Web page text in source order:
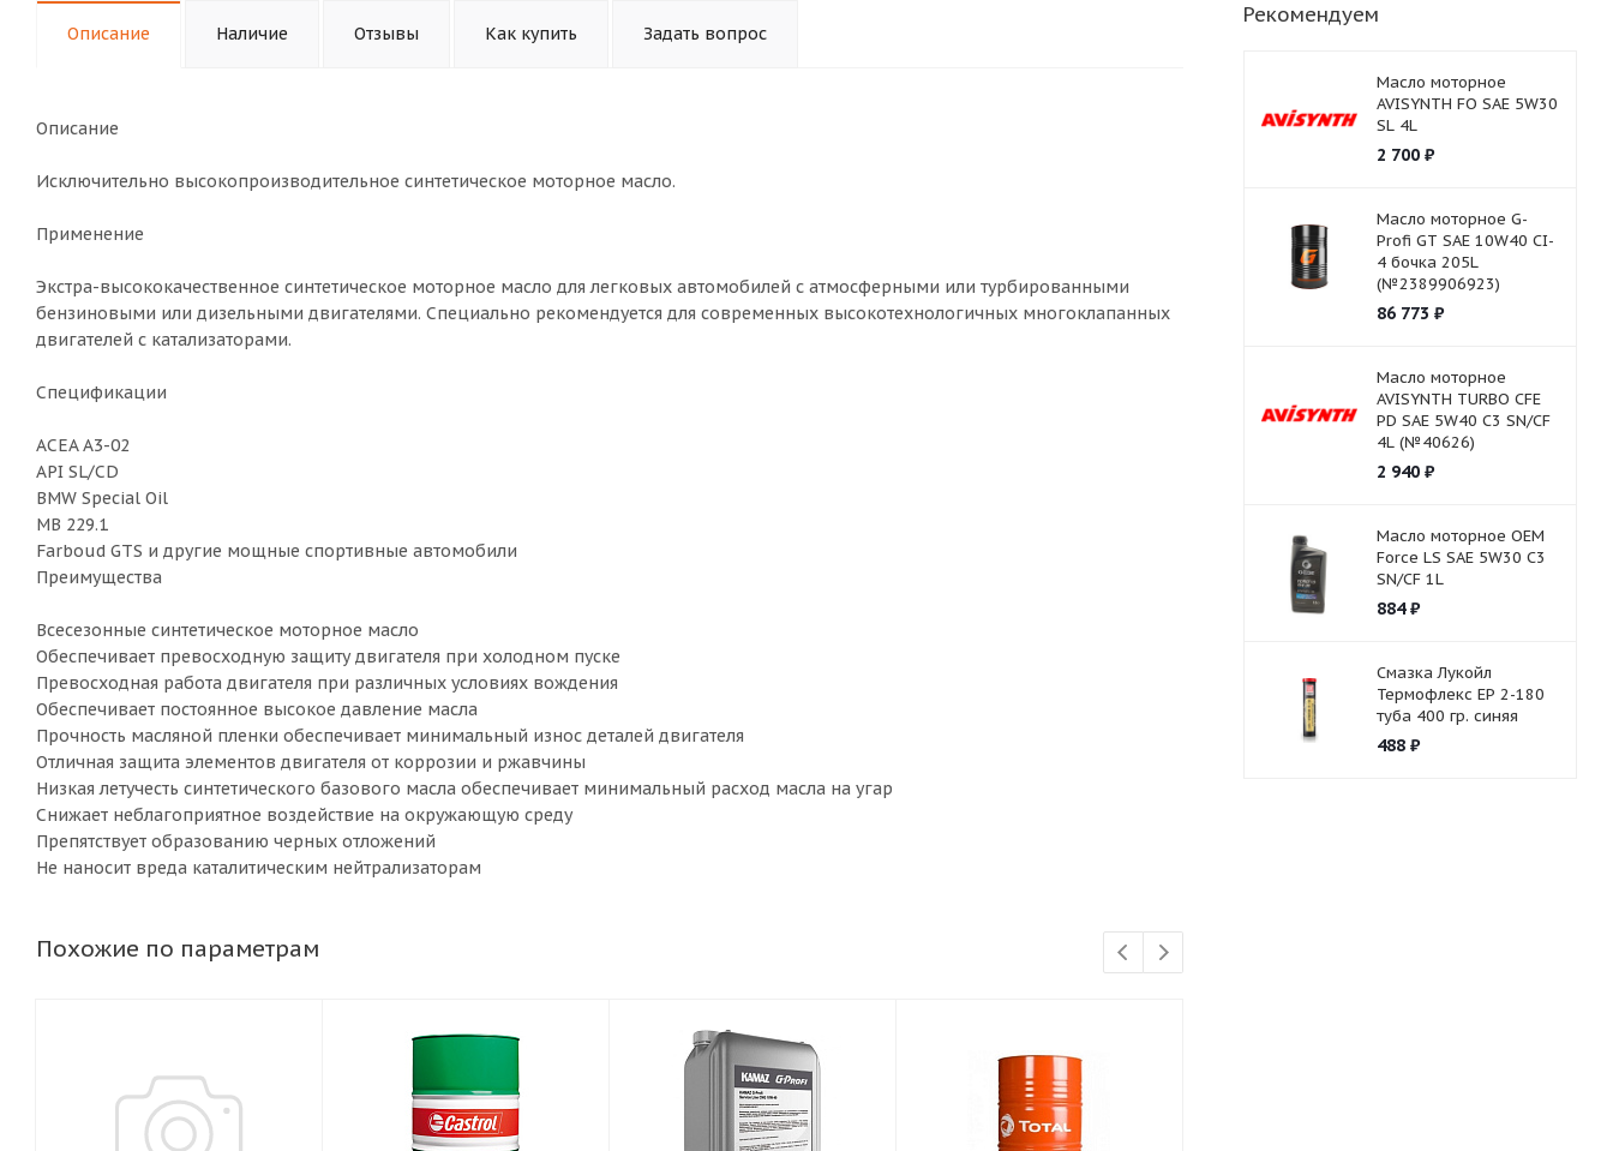
Описание Наличие Отзывы Как купить Задать вопрос
Описание
Исключительно высокопроизводительное синтетическое моторное масло.
Применение
Экстра-высококачественное синтетическое моторное масло для легковых автомобилей с атмосферными или турбированными
бензиновыми или дизельными двигателями. Специально рекомендуется для современных высокотехнологичных многоклапанных
двигателей с катализаторами.
Спецификации
ACEA A3-02
API SL/CD
BMW Special Oil
MB 229.1
Farboud GTS и другие мощные спортивные автомобили
Преимущества
Всесезонные синтетическое моторное масло
Обеспечивает превосходную защиту двигателя при холодном пуске
Превосходная работа двигателя при различных условиях вождения
Обеспечивает постоянное высокое давление масла
Прочность масляной пленки обеспечивает минимальный износ деталей двигателя
Отличная защита элементов двигателя от коррозии и ржавчины
Низкая летучесть синтетического базового масла обеспечивает минимальный расход масла на угар
Снижает неблагоприятное воздействие на окружающую среду
Препятствует образованию черных отложений
Не наносит вреда каталитическим нейтрализаторам
Похожие по параметрам
Рекомендуем
Масло моторное
AVISYNTH FO SAE 5W30
SL 4L
2 700₽
Масло моторное G-
Profi GT SAE 10W40 CI-
4 бочка 205L
(№2389906923)
86 773 ₽
Масло моторное
AVISYNTH TURBO СFE
PD SAE 5W40 C3 SN/CF
4L (№40626)
2 940₽
Масло моторное OEM
Force LS SAE 5W30 C3
SN/CF 1L
884₽
Смазка Лукойл
Термофлекс ЕР 2-180
туба 400 гр. синяя
488₽